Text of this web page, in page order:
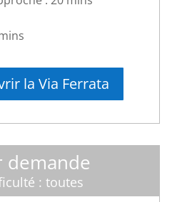
la Via Ferrata
demande
: toutes